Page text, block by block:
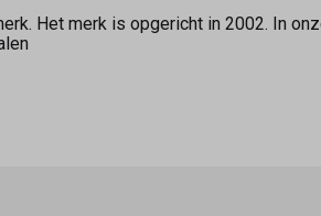
Het merk is opgericht in 2002. In